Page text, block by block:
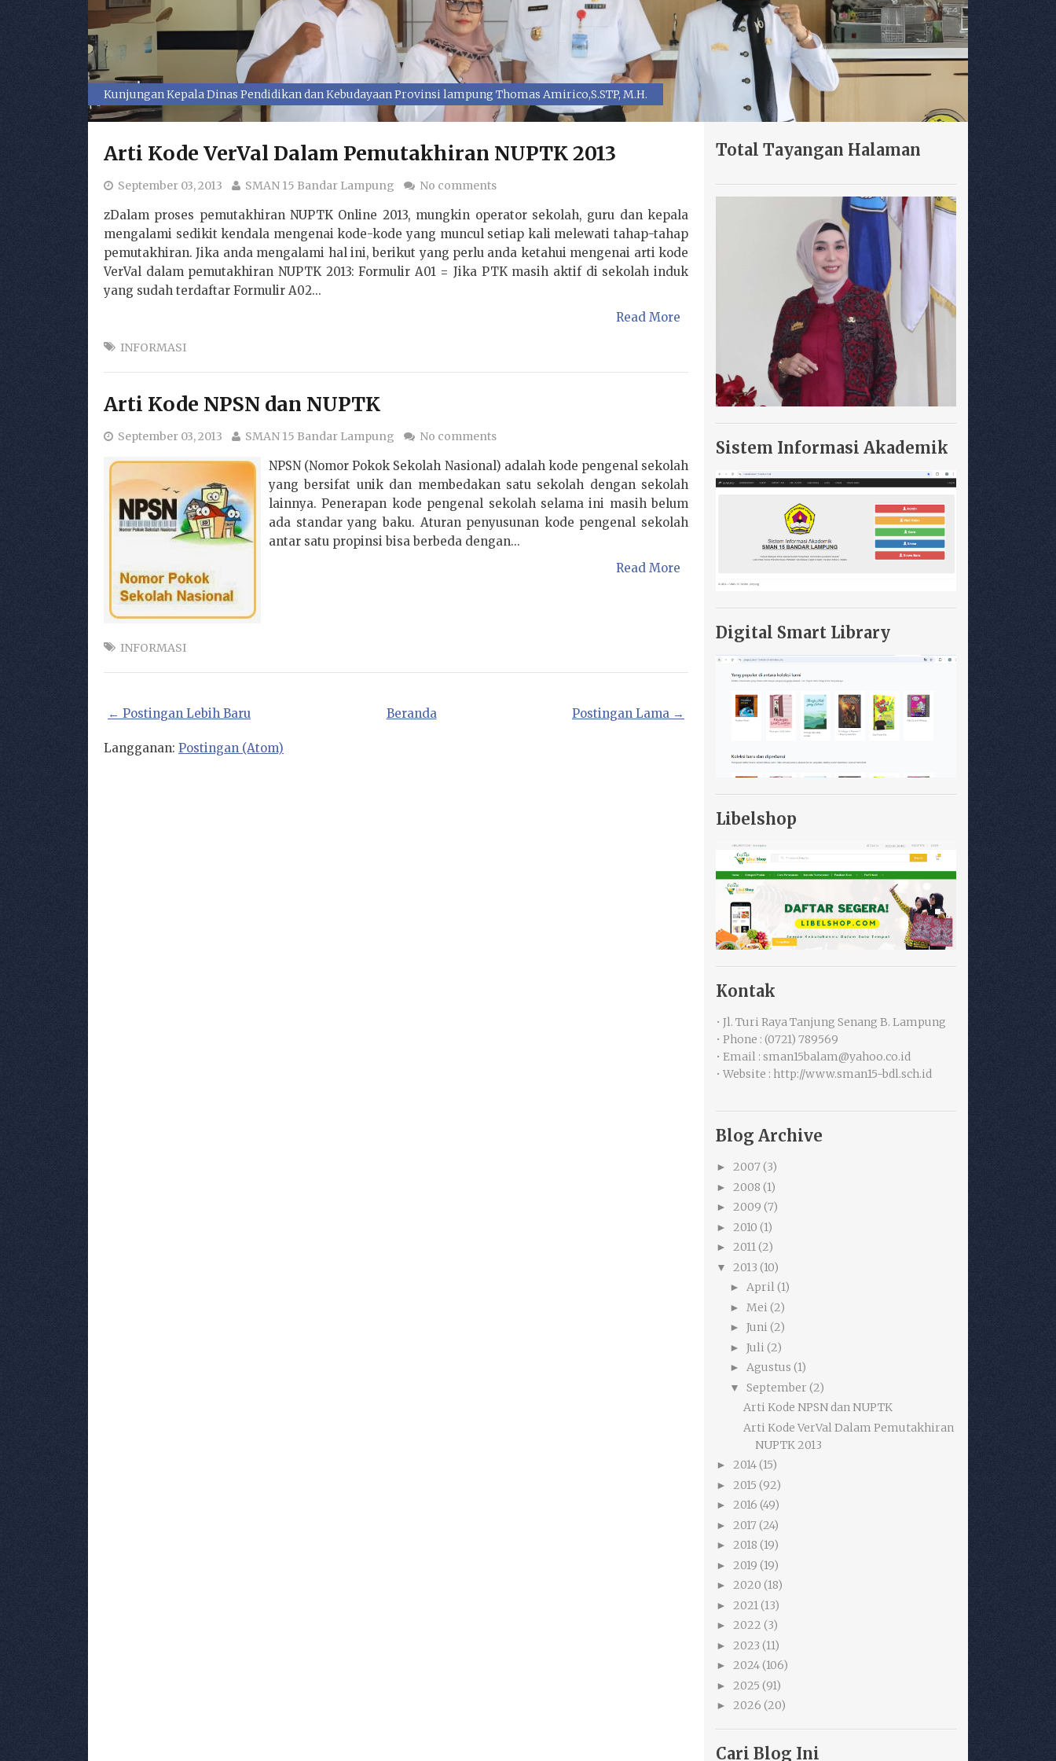
Kunjungan Kepala Dinas Pendidikan dan Kebudayaan Provinsi lampung Thomas Amirico,S.STP, M.H.
Arti Kode VerVal Dalam Pemutakhiran NUPTK 2013
September 03, 2013 SMAN 15 Bandar Lampung No comments
zDalam proses pemutakhiran NUPTK Online 2013, mungkin operator sekolah, guru dan kepala
mengalami sedikit kendala mengenai kode-kode yang muncul setiap kali melewati tahap-tahap
pemutakhiran. Jika anda mengalami hal ini, berikut yang perlu anda ketahui mengenai arti kode
VerVal dalam pemutakhiran NUPTK 2013: Formulir A01 = Jika PTK masih aktif di sekolah induk
yang sudah terdaftar Formulir A02...
Read More
INFORMASI
Arti Kode NPSN dan NUPTK
September 03, 2013 SMAN 15 Bandar Lampung No comments
NPSN (Nomor Pokok Sekolah Nasional) adalah kode pengenal sekolah
yang bersifat unik dan membedakan satu sekolah dengan sekolah
lainnya. Penerapan kode pengenal sekolah selama ini masih belum
ada standar yang baku. Aturan penyusunan kode pengenal sekolah
antar satu propinsi bisa berbeda dengan...
Read More
INFORMASI
← Postingan Lebih Baru Postingan Lama →
Beranda
Langganan: Postingan (Atom)
Total Tayangan Halaman
Sistem Informasi Akademik
Digital Smart Library
Libelshop
Kontak
• Jl. Turi Raya Tanjung Senang B. Lampung
• Phone : (0721) 789569
• Email : sman15balam@yahoo.co.id
• Website : http://www.sman15-bdl.sch.id
Blog Archive
► 2007 (3)
► 2008 (1)
► 2009 (7)
► 2010 (1)
► 2011(2)
▼ 2013 (10)
► April(1)
► Mei (2)
► Juni (2)
► Juli (2)
► Agustus (1)
▼ September (2)
Arti Kode NPSN dan NUPTK
Arti Kode VerVal Dalam Pemutakhiran
NUPTK 2013
► 2014(15)
► 2015 (92)
► 2016 (49)
► 2017 (24)
► 2018 (19)
► 2019 (19)
► 2020 (18)
► 2021(13)
► 2022 (3)
► 2023 (11)
► 2024(106)
► 2025 (91)
► 2026 (20)
Cari Blog Ini